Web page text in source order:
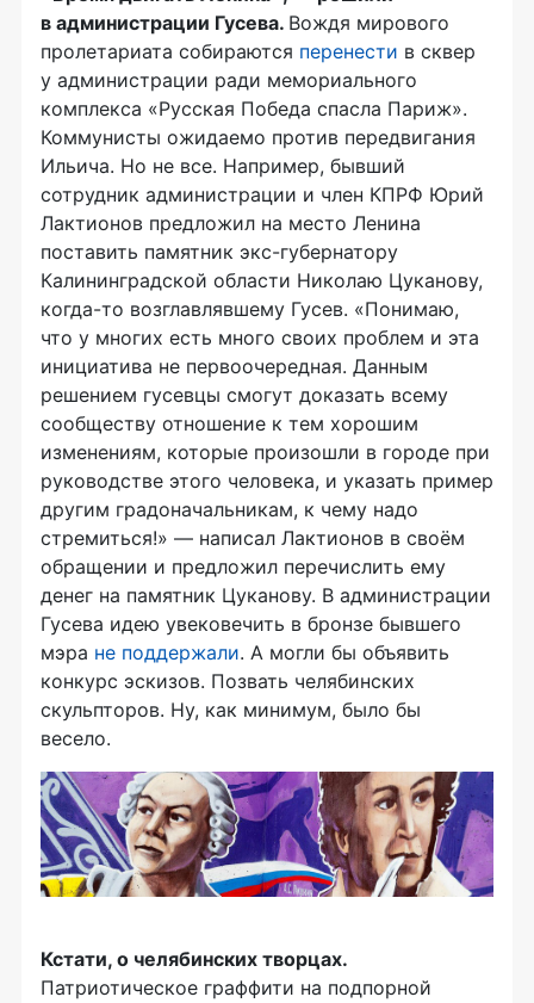
в администрации Гусева. Вождя мирового
пролетариата собираются перенести в сквер
у администрации ради мемориального
комплекса «Русская Победа спасла Париж».
Коммунисты ожидаемо против передвигания
Ильича. Но не все. Например, бывший
сотрудник администрации и член КПРФ Юрий
Лактионов предложил на место Ленина
поставить памятник экс-губернатору
Калининградской области Николаю Цуканову,
когда-то возглавлявшему Гусев. «Понимаю,
что у многих есть много своих проблем и эта
инициатива не первоочередная. Данным
решением гусевцы смогут доказать всему
сообществу отношение к тем хорошим
изменениям, которые произошли в городе при
руководстве этого человека, и указать пример
другим градоначальникам, к чему надо
стремиться!» — написал Лактионов в своём
обращении и предложил перечислить ему
денег на памятник Цуканову. В администрации
Гусева идею увековечить в бронзе бывшего
мэра не поддержали. А могли бы объявить
конкурс эскизов. Позвать челябинских
скульпторов. Ну, как минимум, было бы
весело.
Кстати, о челябинских творцах.
Патриотическое граффити на подпорной